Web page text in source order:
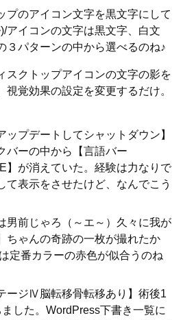
プのアイコン文字を黒文字にして
アイコンの文字は黒文字、白文
３パターンの中から選べるのね♪
スクトップアイコンの文字の影を
視覚効果の設定を変更するだけ。
ップデートしてシャットダウン】
バーの中から【言語バー
】が消えていた。経験は力なりで
て表示をさせたけど、なんでこう
男前じゃろ（～エ～）久々に我が
ちゃんの奇跡の一枚が撮れたか
定番カラーの赤色が似合うのね
ージⅣ脳転移骨転移あり】術後1
した。WordPress下書き一覧に